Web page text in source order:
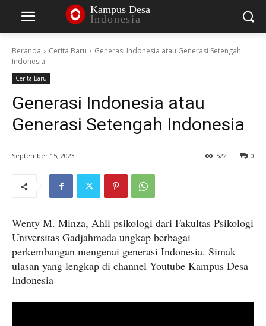
Kampus Desa
Indonesia
Beranda Cerita Baru
Generasi Indonesia atau Generasi Setengah
Indonesia
Cerita Baru
Generasi Indonesia atau
Generasi Setengah Indonesia
September 15, 2023 0
522
Wenty M. Minza, Ahli psikologi dari Fakultas Psikologi
Universitas Gadjahmada ungkap berbagai
perkembangan mengenai generasi Indonesia. Simak
ulasan yang lengkap di channel Youtube Kampus Desa
Indonesia